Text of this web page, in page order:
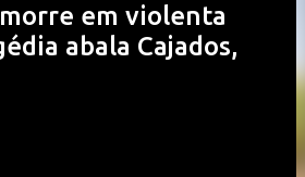
em violenta
abala Cajados,